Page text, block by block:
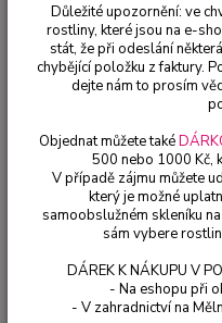
Balkónové rostliny
kusovém balení
Spermánie-
za kus v 3-
Důležité upozornění: ve
rostliny, které jsou na e-
stát, že při odeslání
chybějící položku z faktury.
dejte nám to prosím
Objednat můžete také
500 nebo 1000 Kč,
V případě zájmu můžete
který je možné
samoobslužném skleníku
sám vybere
DÁREK K NÁKUPU V
- Na eshopu při
- V zahradnictví na